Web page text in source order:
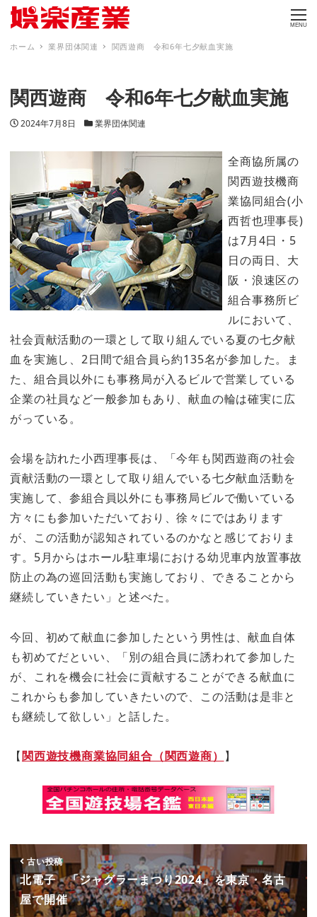
MENU
ホーム 業界団体関連 関西遊商 令和6年七夕献血実施
関西遊商 令和6年七夕献血実施
投稿日
2024年7月8日 カテゴリー
業界団体関連
全商協所属の
関西遊技機商
業協同組合(小
西哲也理事長)
は7月4日・5
日の両日、大
阪・浪速区の
組合事務所ビ
ルにおいて、
社会貢献活動の一環として取り組んでいる夏の七夕献
血を実施し、2日間で組合員ら約135名が参加した。ま
た、組合員以外にも事務局が入るビルで営業している
企業の社員など一般参加もあり、献血の輪は確実に広
がっている。
会場を訪れた小西理事長は、「今年も関西遊商の社会
貢献活動の一環として取り組んでいる七夕献血活動を
実施して、参組合員以外にも事務局ビルで働いている
方々にも参加いただいており、徐々にではあります
が、この活動が認知されているのかなと感じておりま
す。5月からはホール駐車場における幼児車内放置事故
防止の為の巡回活動も実施しており、できることから
継続していきたい」と述べた。
今回、初めて献血に参加したという男性は、献血自体
も初めてだといい、「別の組合員に誘われて参加した
が、これを機会に社会に貢献することができる献血に
これからも参加していきたいので、この活動は是非と
も継続して欲しい」と話した。
【関西遊技機商業協同組合（関西遊商） 】
古い投稿
北電子 「ジャグラーまつり2024」を東京・名古
屋で開催